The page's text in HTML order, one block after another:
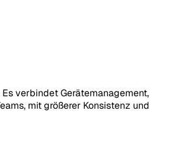
verbindet Gerätemanagement,
mit größerer Konsistenz und